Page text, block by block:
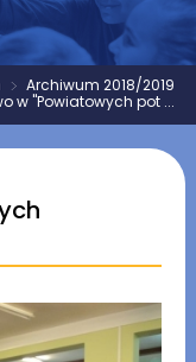
> Archiwum 2018/2019
w ''Powiatowych pot ...